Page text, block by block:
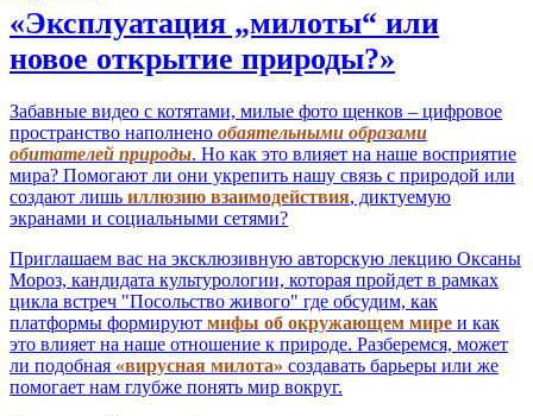
«Эксплуатация „милоты“ или
новое открытие природы?»
Забавные видео с котятами, милые фото щенков – цифровое
пространство наполнено обаятельными образами
обитателей природы. Но как это влияет на наше восприятие
мира? Помогают ли они укрепить нашу связь с природой или
создают лишь иллюзию взаимодействия, диктуемую
экранами и социальными сетями?
Приглашаем вас на эксклюзивную авторскую лекцию Оксаны
Мороз, кандидата культурологии, которая пройдет в рамках
цикла встреч "Посольство живого" где обсудим, как
платформы формируют мифы об окружающем мире и как
это влияет на наше отношение к природе. Разберемся, может
ли подобная «вирусная милота» создавать барьеры или же
помогает нам глубже понять мир вокруг.